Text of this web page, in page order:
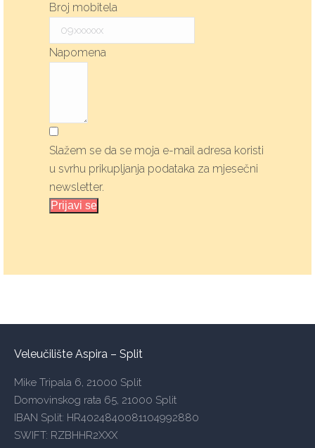
Broj mobitela
Napomena
Slažem se da se moja e-mail adresa koristi
u svrhu prikupljanja podataka za mjesečni
newsletter.
Prijavi se
Veleučilište Aspira – Split
Mike Tripala 6, 21000 Split
Domovinskog rata 65, 21000 Split
IBAN Split: HR4024840081104992880
SWIFT: RZBHHR2XXX